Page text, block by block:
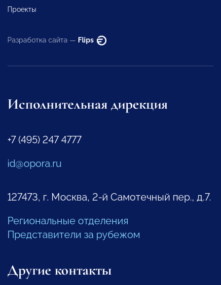
Проекты
Разработка сайта — Flips
Исполнительная дирекция
+7 (495) 247 4777
id@opora.ru
127473, г. Москва, 2-й Самотечный пер., д.7.
Региональные отделения
Представители за рубежом
Другие контакты